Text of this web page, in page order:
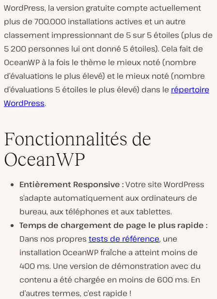
WordPress, la version gratuite compte actuellement
plus de 700.000 installations actives et un autre
classement impressionnant de 5 sur 5 étoiles (plus de
5 200 personnes lui ont donné 5 étoiles). Cela fait de
OceanWP à la fois le thème le mieux noté (nombre
d’évaluations le plus élevé) et le mieux noté (nombre
d’évaluations 5 étoiles le plus élevé) dans le répertoire
WordPress.
Fonctionnalités de
OceanWP
Entièrement Responsive :Votre site WordPress
s’adapte automatiquement aux ordinateurs de
bureau, aux téléphones et aux tablettes.
Temps de chargement de page le plus rapide :
Dans nos propres tests de référence, une
installation OceanWP fraîche a atteint moins de
400 ms. Une version de démonstration avec du
contenu a été chargée en moins de 600 ms. En
d’autres termes, c’est rapide !